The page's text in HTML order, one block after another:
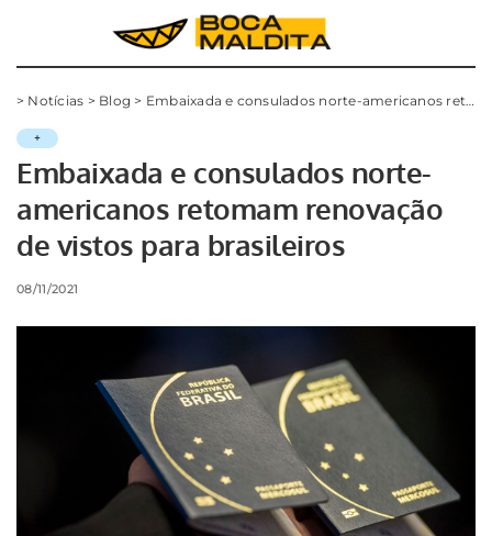
> Notícias > Blog > Embaixada e consulados norte-americanos retomam renovação de vistos para brasileiros
+
Embaixada e consulados norte-
americanos retomam renovação
de vistos para brasileiros
08/11/2021